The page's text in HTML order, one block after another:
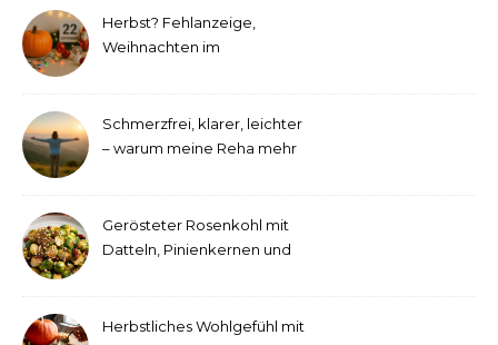
Herbst? Fehlanzeige,
Weihnachten im
Schmerzfrei, klarer, leichter
– warum meine Reha mehr
Gerösteter Rosenkohl mit
Datteln, Pinienkernen und
Herbstliches Wohlgefühl mit